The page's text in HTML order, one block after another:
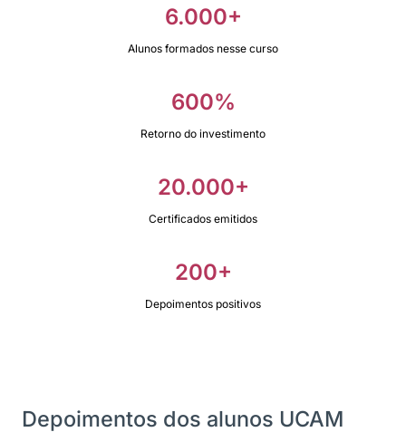
6.000+
Alunos formados nesse curso
600%
Retorno do investimento
20.000+
Certificados emitidos
200+
Depoimentos positivos
Depoimentos dos alunos UCAM